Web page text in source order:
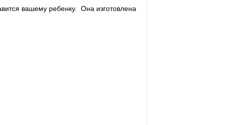
вашему ребенку. Она изготовлена